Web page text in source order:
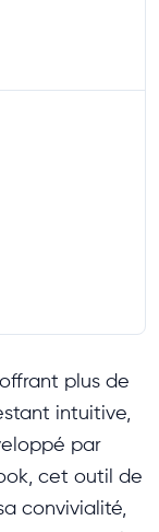
plus de
intuitive,
par
cet outil de
convivialité,